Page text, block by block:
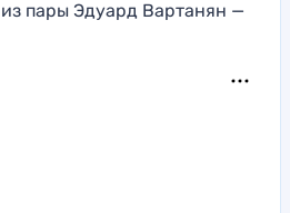
пары Эдуард Вартанян —